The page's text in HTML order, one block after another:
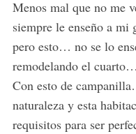
s
:
Menos mal que no me
siempre le enseño a
pero esto… no se lo
remodelando el
Con esto de
naturaleza y esta
requisitos para ser